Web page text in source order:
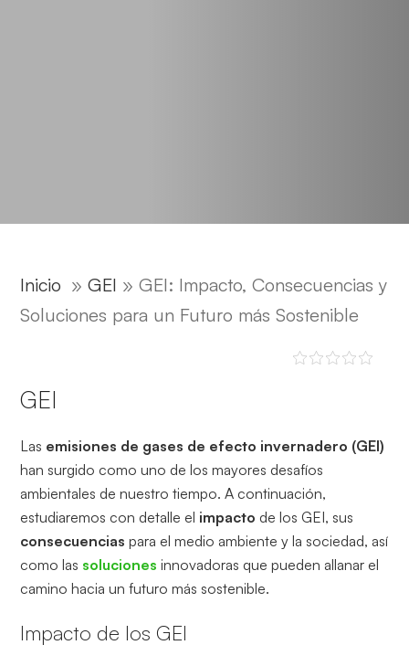
Inicio »GEI »GEI: Impacto, Consecuencias y
Soluciones para un Futuro más Sostenible
GEI
Las emisiones de gases de efecto invernadero (GEI)
han surgido como uno de los mayores desafíos
ambientales de nuestro tiempo. A continuación,
estudiaremos con detalle el impacto de los GEI, sus
consecuencias para el medio ambiente y la sociedad, así
como las soluciones innovadoras que pueden allanar el
camino hacia un futuro más sostenible.
Impacto de los GEI